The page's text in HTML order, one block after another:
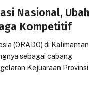
Nasional, Ubah
Kompetitif
(ORADO) di Kalimantan
sebagai cabang
Kejuaraan Provinsi